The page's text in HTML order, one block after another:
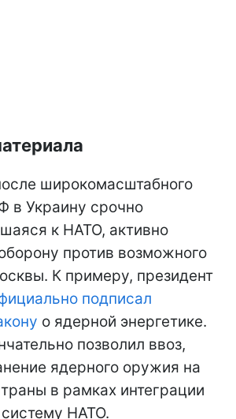
широкомасштабного
в Украину срочно
к НАТО, активно
против возможного
К примеру, президент
подписал
о ядерной энергетике.
позволил ввоз,
ядерного оружия на
в рамках интеграции
НАТО.